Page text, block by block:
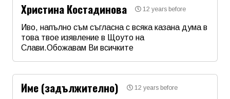
Христина Костадинова
12 years before
Иво, напълно съм съгласна с всяка казана дума в
това твое изявление в Щоуто на
Слави.Обожавам Ви всичките
Име (задължително) 12 years before